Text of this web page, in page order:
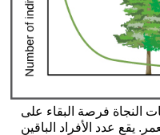
النجاة فرصة البقاء على
يقع عدد الأفراد الباقين